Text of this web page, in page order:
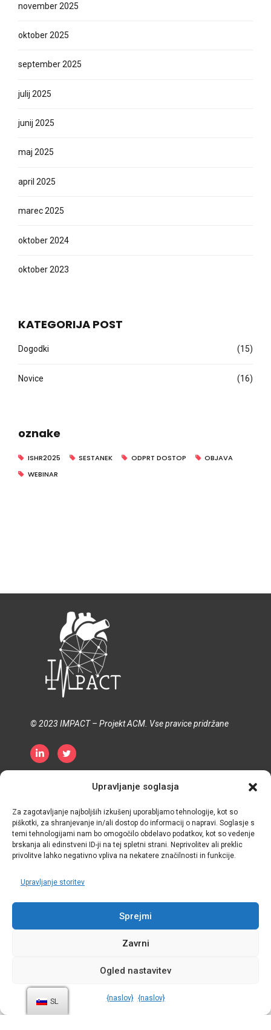
Upravljanje soglasja
Za zagotavljanje najboljših izkušenj uporabljamo tehnologije, kot so
piškotki, za shranjevanje in/ali dostop do informacij o napravi. Soglasje s
temi tehnologijami nam bo omogočilo obdelavo podatkov, kot so vedenje
brskanja ali edinstveni ID-ji na tej spletni strani. Neprivolitev ali preklic
privolitve lahko negativno vpliva na nekatere značilnosti in funkcije.
Upravljanje storitev
Sprejmi
Zavrni
Ogled nastavitev
{naslov} {naslov}
november 2025
oktober 2025
september 2025
julij 2025
junij 2025
maj 2025
april 2025
marec 2025
oktober 2024
oktober 2023
KATEGORIJA POST
Dogodki (15)
Novice (16)
oznake
ISHR2025 SESTANEK ODPRT DOSTOP
OBJAVA
WEBINAR
© 2023 IMPACT – Projekt ACM. Vse pravice pridržane
Pogoji in določila
SL